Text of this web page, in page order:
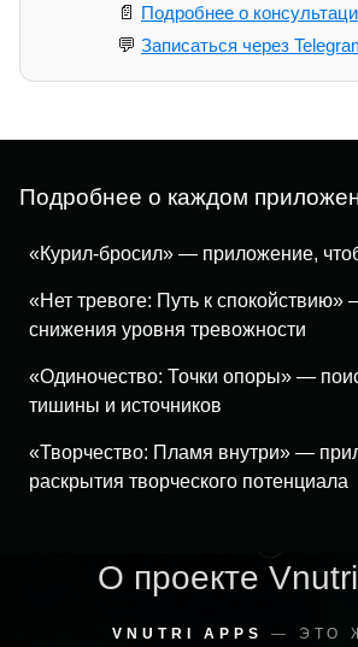
📄 Подробнее о
💬 Записаться через
Подробнее о каждом
«Курил-бросил» — приложение,
«Нет тревоге: Путь к
снижения уровня тревожности
«Одиночество: Точки опоры» —
тишины и источников
«Творчество: Пламя внутри» —
раскрытия творческого потенциала
О проекте
VNUTRI APPS
— ЭТО